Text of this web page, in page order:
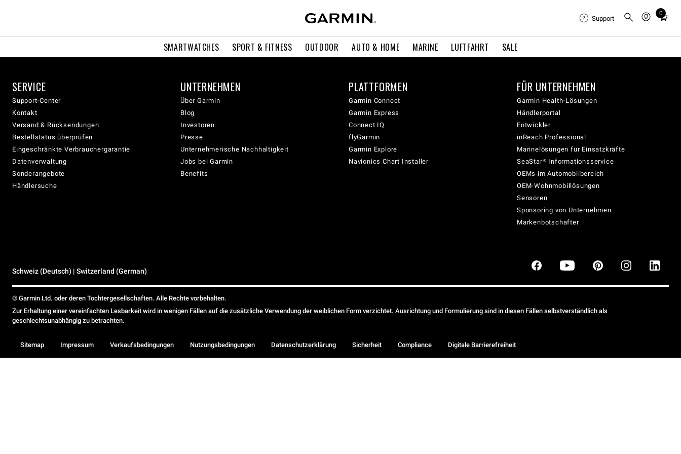
SMARTWATCHES SPORT & FITNESS OUTDOOR AUTO & HOME MARINE LUFTFAHRT SALE
Support
0
Total
cart:
SERVICE
Support-Center
Kontakt
Versand & Rücksendungen
Bestellstatus überprüfen
Eingeschränkte Verbrauchergarantie
Datenverwaltung
Sonderangebote
Händlersuche
UNTERNEHMEN
Über Garmin
Blog
Investoren
Presse
Unternehmerische Nachhaltigkeit
Jobs bei Garmin
Benefits
PLATTFORMEN
Garmin Connect
Garmin Express
Connect IQ
flyGarmin
Garmin Explore
Navionics Chart Installer
FÜR UNTERNEHMEN
Garmin Health-Lösungen
Händlerportal
Entwickler
inReach Professional
Marinelösungen für Einsatzkräfte
SeaStar® Informationsservice
OEMs im Automobilbereich
OEM-Wohnmobillösungen
Sensoren
Sponsoring von Unternehmen
Markenbotschafter
Schweiz (Deutsch) | Switzerland (German)
© Garmin Ltd. oder deren Tochtergesellschaften. Alle Rechte vorbehalten.
Zur Erhaltung einer vereinfachten Lesbarkeit wird in wenigen Fällen auf die zusätzliche Verwendung der weiblichen Form verzichtet. Ausrichtung und Formulierung sind in diesen Fällen selbstverständlich als
geschlechtsunabhängig zu betrachten.
Sitemap Impressum Verkaufsbedingungen Nutzungsbedingungen Datenschutzerklärung Sicherheit Compliance Digitale Barrierefreiheit